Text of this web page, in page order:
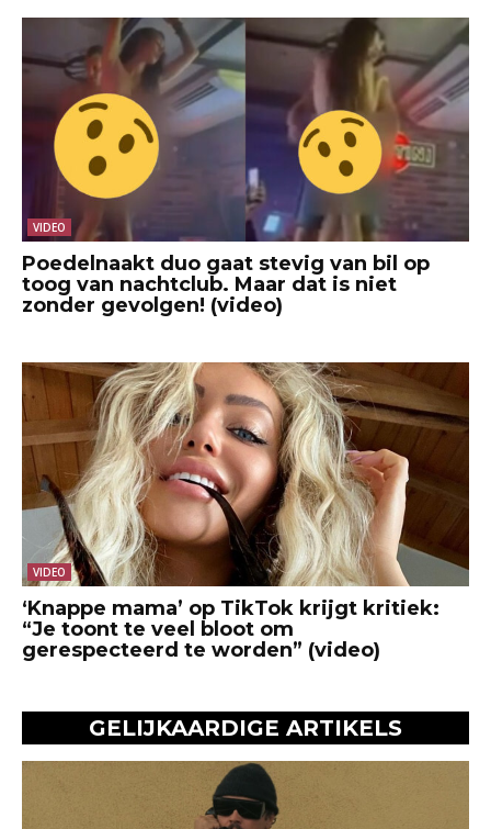
VIDEO
Poedelnaakt duo gaat stevig van bil op
toog van nachtclub. Maar dat is niet
zonder gevolgen! (video)
VIDEO
‘Knappe mama’ op TikTok krijgt kritiek:
“Je toont te veel bloot om
gerespecteerd te worden” (video)
GELIJKAARDIGE ARTIKELS